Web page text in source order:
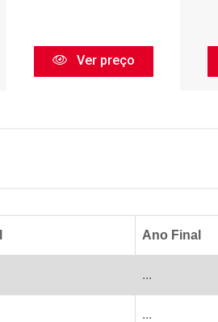
Ver preço
Ano Final
...
...